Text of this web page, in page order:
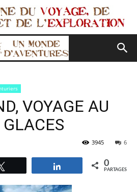
VOYAGE AU
6
3945
Partagez 0
PARTAGES